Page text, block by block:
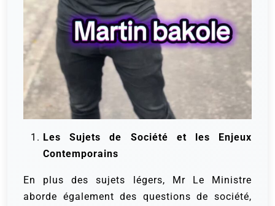
Les Sujets de Société et les Enjeux
Contemporains
En plus des sujets légers, Mr Le Ministre
aborde également des questions de société,